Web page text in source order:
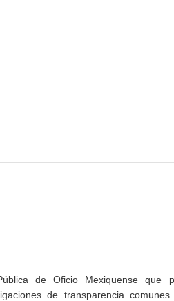
de Oficio Mexiquense que
de transparencia